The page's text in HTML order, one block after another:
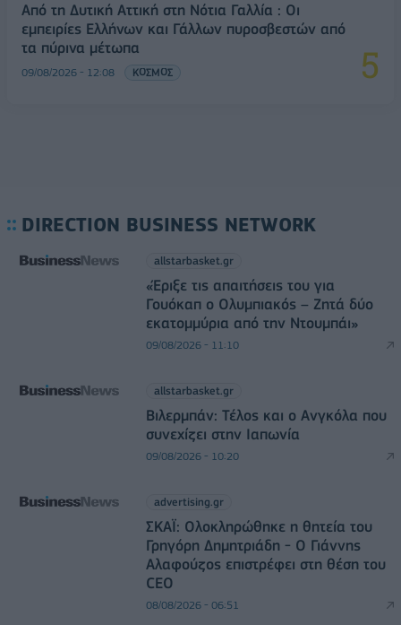
Από τη Δυτική Αττική στη Νότια Γαλλία : Οι
εμπειρίες Ελλήνων και Γάλλων πυροσβεστών από
τα πύρινα μέτωπα
09/08/2026 - 12:08 ΚΟΣΜΟΣ
DIRECTION BUSINESS NETWORK
allstarbasket.gr
«Έριξε τις απαιτήσεις του για
Γουόκαπ ο Ολυμπιακός – Ζητά δύο
εκατομμύρια από την Ντουμπάι»
09/08/2026 - 11:10
allstarbasket.gr
Βιλερμπάν: Τέλος και ο Ανγκόλα που
συνεχίζει στην Ιαπωνία
09/08/2026 - 10:20
advertising.gr
ΣΚΑΪ: Ολοκληρώθηκε η θητεία του
Γρηγόρη Δημητριάδη - Ο Γιάννης
Αλαφούζος επιστρέφει στη θέση του
CEO
08/08/2026 - 06:51